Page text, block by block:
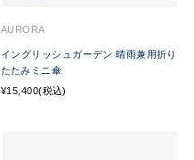
AURORA
イングリッシュガーデン 晴雨兼用折り
たたみミニ傘
¥15,400(税込)